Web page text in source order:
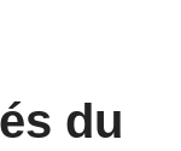
du